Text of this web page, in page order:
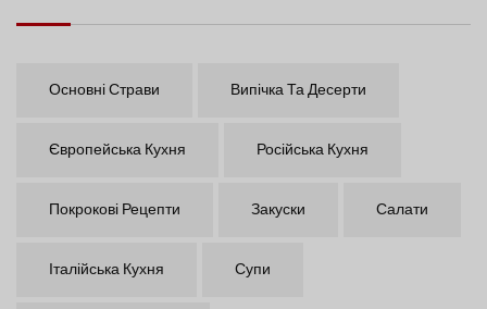
Основні Страви Випічка Та Десерти
Європейська Кухня Російська Кухня
Покрокові Рецепти Закуски Салати
Італійська Кухня Супи